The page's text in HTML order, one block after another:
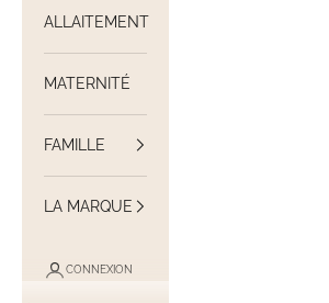
ALLAITEMENT
MATERNITÉ
FAMILLE
LA MARQUE
CONNEXION